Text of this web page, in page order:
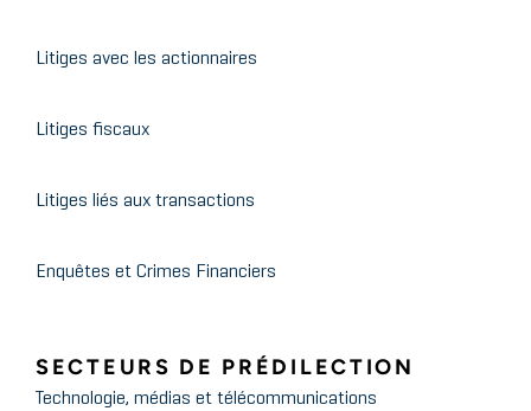
Litiges avec les actionnaires
Litiges fiscaux
Litiges liés aux transactions
Enquêtes et Crimes Financiers
SECTEURS DE PRÉDILECTION
Technologie, médias et télécommunications